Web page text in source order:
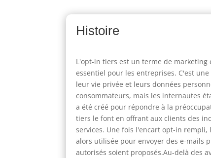
Histoire
L'opt-in tiers est un terme de
essentiel pour les entreprises. C'est
leur vie privée et leurs données
consommateurs, mais les internautes
a été créé pour répondre à la
tiers le font en offrant aux clients des
services. Une fois l'encart opt-in
alors utilisée pour envoyer des e-mails
autorisés soient proposés.Au-delà des